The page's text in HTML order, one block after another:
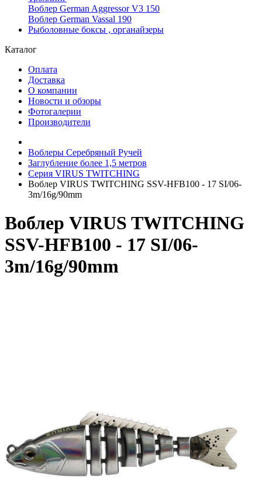
Воблер German Aggressor V3 150
Воблер German Vassal 190
Рыболовные боксы , органайзеры
Каталог
Оплата
Доставка
О компании
Новости и обзоры
Фотогалерии
Производители
Воблеры Серебряный Ручей
Заглубление более 1,5 метров
Серия VIRUS TWITCHING
Воблер VIRUS TWITCHING SSV-HFB100 - 17 SI/06-
3m/16g/90mm
Воблер VIRUS TWITCHING
SSV-HFB100 - 17 SI/06-
3m/16g/90mm